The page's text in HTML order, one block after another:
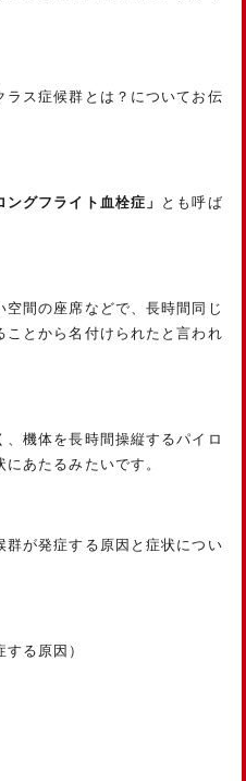
ラス症候群とは？についてお伝
ングフライト血栓症」
とも呼ば
間の座席などで、長時間同じ
とから名付けられたと言われ
機体を長時間操縦するパイロ
あたるみたいです。
が発症する原因と症状につい
る原因）